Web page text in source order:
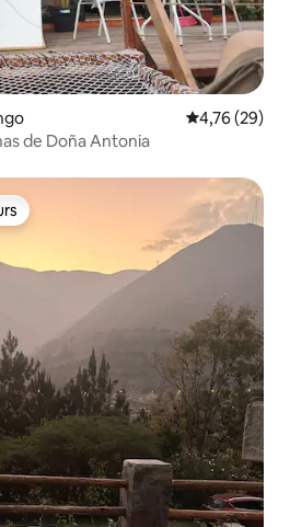
Évaluation
4,76 (29)
de Doña Antonia